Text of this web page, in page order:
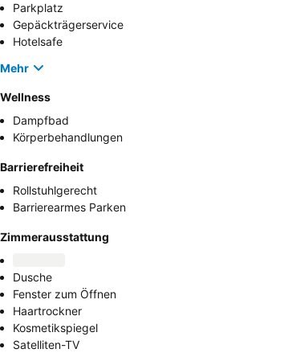
Parkplatz
Gepäckträgerservice
Hotelsafe
Mehr
Wellness
Dampfbad
Körperbehandlungen
Barrierefreiheit
Rollstuhlgerecht
Barrierearmes Parken
Zimmerausstattung
Dusche
Fenster zum Öffnen
Haartrockner
Kosmetikspiegel
Satelliten-TV